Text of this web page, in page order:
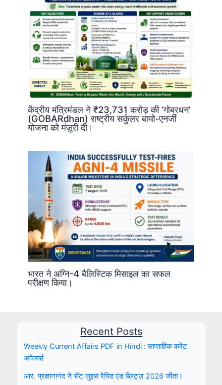
केंद्रीय मंत्रिमंडल ने ₹23,731 करोड़ की ‘गोबरधन’
(GOBARdhan) राष्ट्रीय सर्कुलर बायो-एनर्जी
योजना को मंज़ूरी दी।
भारत ने अग्नि-4 बैलिस्टिक मिसाइल का सफल
परीक्षण किया।
Recent Posts
Weekly Current Affairs PDF in Hindi : साप्ताहिक करेंट
अफेयर्स
आर. प्रज्ञानानंद ने सेंट लुइस रैपिड एंड ब्लिट्ज़ 2026 जीता।